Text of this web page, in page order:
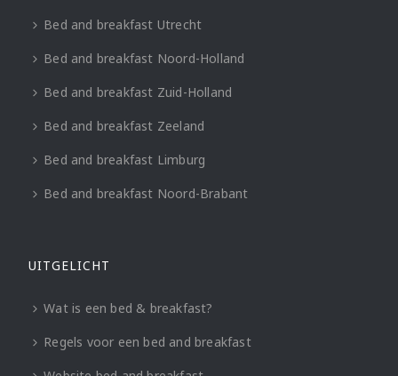
Bed and breakfast Utrecht
Bed and breakfast Noord-Holland
Bed and breakfast Zuid-Holland
Bed and breakfast Zeeland
Bed and breakfast Limburg
Bed and breakfast Noord-Brabant
UITGELICHT
Wat is een bed & breakfast?
Regels voor een bed and breakfast